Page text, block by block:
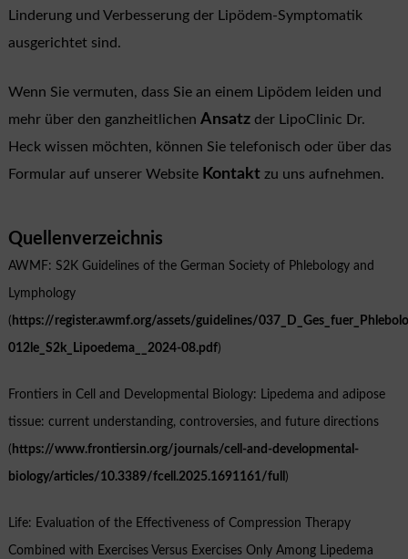
Linderung und Verbesserung der Lipödem-Symptomatik
ausgerichtet sind.
Wenn Sie vermuten, dass Sie an einem Lipödem leiden und
mehr über den ganzheitlichen Ansatzder LipoClinic Dr.
Heck wissen möchten, können Sie telefonisch oder über das
Formular auf unserer Website Kontaktzu uns aufnehmen.
Quellenverzeichnis
AWMF: S2K Guidelines of the German Society of Phlebology and
Lymphology
( https://register.awmf.org/assets/guidelines/
012le_S2k_Lipoedema__2024-08.pdf)
Frontiers in Cell and Developmental Biology: Lipedema and adipose
tissue: current understanding, controversies, and future directions
( https://www.frontiersin.org/journals/cell-and-developmental-
biology/articles/10.3389/fcell.2025.1691161/full )
Life: Evaluation of the Effectiveness of Compression Therapy
Combined with Exercises Versus Exercises Only Among Lipedema